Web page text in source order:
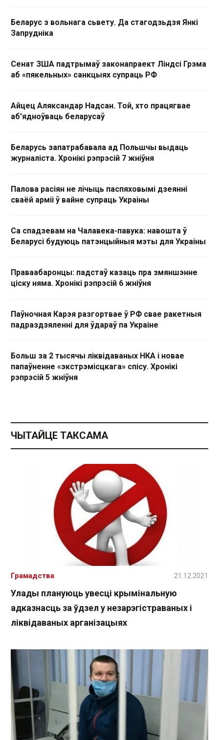
Беларус з вольнага сьвету. Да стагодзьдзя Янкі
Запрудніка
Сенат ЗША падтрымаў законапраект Ліндсі Грэма
аб «пякельных» санкцыях супраць РФ
Айцец Аляксандар Надсан. Той, хто працягвае
аб'ядноўваць беларусаў
Беларусь запатрабавала ад Польшчы выдаць
журналіста. Хронікі рэпрэсій 7 жніўня
Палова расіян не лічыць паспяховымі дзеянні
сваёй арміі ў вайне супраць Украіны
Са спадзевам на Чалавека-павука: навошта ў
Беларусі будуюць патэнцыйныя мэты для Украіны
Праваабаронцы: падстаў казаць пра змяншэнне
ціску няма. Хронікі рэпрэсій 6 жніўня
Паўночная Карэя разгортвае ў РФ свае ракетныя
падраздзяленні для ўдараў па Украіне
Больш за 2 тысячы ліквідаваных НКА і новае
папаўненне «экстрэмісцкага» спісу. Хронікі
рэпрэсій 5 жніўня
ЧЫТАЙЦЕ ТАКСАМА
Улады плануюць увесці крымінальную
адказнасць за ўдзел у незарэгістраваных і
ліквідаваных арганізацыях
Грамадства 21.12.2021